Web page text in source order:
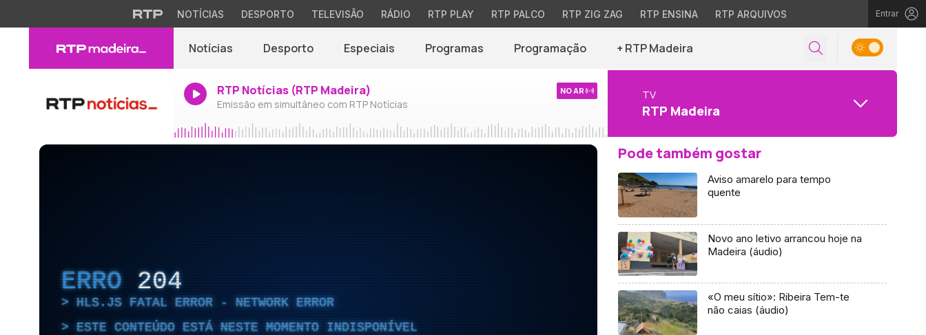
NOTÍCIAS DESPORTO TELEVISÃO RÁDIO RTP PLAY RTP PALCO RTP ZIG ZAG RTP ENSINA RTP ARQUIVOS Entrar
Notícias Desporto Especiais Programas Programação + RTP Madeira
RTP Notícias (RTP Madeira)
Emissão em simultâneo com RTP Notícias
NO AR TV
RTP Madeira
ERRO 204
HLS.JS FATAL ERROR - NETWORK ERROR
ESTE CONTEÚDO ESTÁ NESTE MOMENTO INDISPONÍVEL
Pode também gostar
Aviso amarelo para tempo
quente
Novo ano letivo arrancou hoje na
Madeira (áudio)
«O meu sítio»: Ribeira Tem-te
não caias (áudio)